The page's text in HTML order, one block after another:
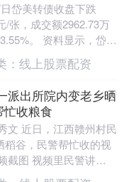
岱美转债收盘下跌
/张，成交额2962.73万
。 资料显示，岱美
，债....
： 线上股票配资
派出所院内变老乡晒
收粮食
文 近日，江西赣州村民
稻谷，民警帮忙收的视
截图 视频里民警讲
来到我们所里，问我们